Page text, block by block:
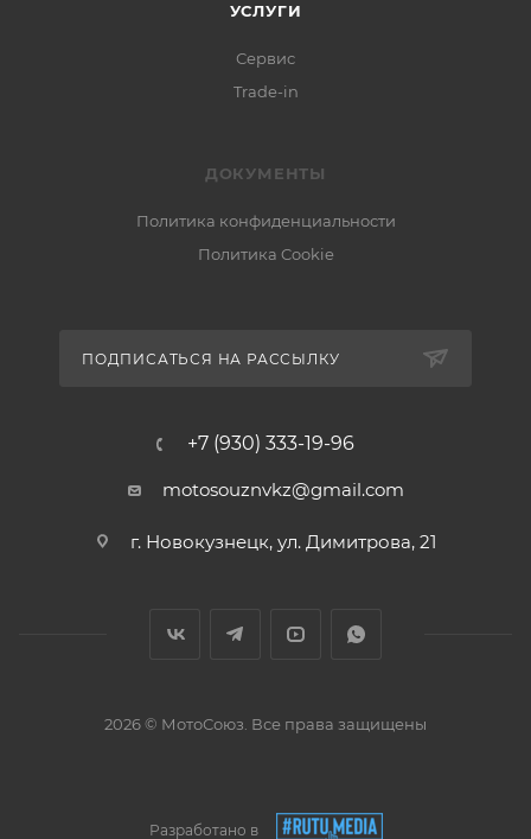
УСЛУГИ
Сервис
Trade-in
ДОКУМЕНТЫ
Политика конфиденциальности
Политика Cookie
ПОДПИСАТЬСЯ НА РАССЫЛКУ
+7 (930) 333-19-96
motosouznvkz@gmail.com
г. Новокузнецк, ул. Димитрова, 21
2026 © МотоСоюз. Все права защищены
Разработано в